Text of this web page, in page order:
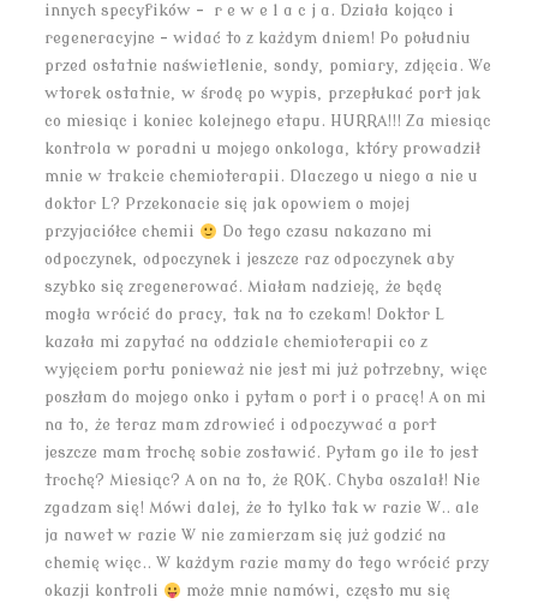
innych specyfików – r e w e l a c j a. Działa kojąco i
regeneracyjne – widać to z każdym dniem! Po południu
przed ostatnie naświetlenie, sondy, pomiary, zdjęcia. We
wtorek ostatnie, w środę po wypis, przepłukać port jak
co miesiąc i koniec kolejnego etapu. HURRA!!! Za miesiąc
kontrola w poradni u mojego onkologa, który prowadził
mnie w trakcie chemioterapii. Dlaczego u niego a nie u
doktor L? Przekonacie się jak opowiem o mojej
przyjaciółce chemii
Do tego czasu nakazano mi
odpoczynek, odpoczynek i jeszcze raz odpoczynek aby
szybko się zregenerować. Miałam nadzieję, że będę
mogła wrócić do pracy, tak na to czekam! Doktor L
kazała mi zapytać na oddziale chemioterapii co z
wyjęciem portu ponieważ nie jest mi już potrzebny, więc
poszłam do mojego onko i pytam o port i o pracę! A on mi
na to, że teraz mam zdrowieć i odpoczywać a port
jeszcze mam trochę sobie zostawić. Pytam go ile to jest
trochę? Miesiąc? A on na to, że ROK. Chyba oszalał! Nie
zgadzam się! Mówi dalej, że to tylko tak w razie W.. ale
ja nawet w razie W nie zamierzam się już godzić na
chemię więc.. W każdym razie mamy do tego wrócić przy
okazji kontroli
może mnie namówi, często mu się